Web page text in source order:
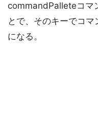
commandPalleteコマ
とで、そのキーでコ
になる。